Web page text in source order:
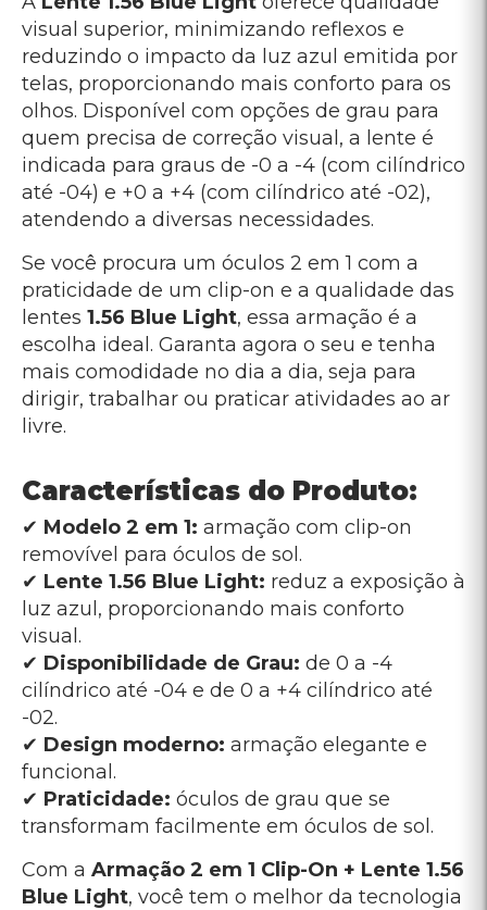
visual superior, minimizando reflexos e
reduzindo o impacto da luz azul emitida por
telas, proporcionando mais conforto para os
olhos. Disponível com opções de grau para
quem precisa de correção visual, a lente é
indicada para graus de -0 a -4 (com cilíndrico
até -04) e +0 a +4 (com cilíndrico até -02),
atendendo a diversas necessidades.
Se você procura um óculos 2 em 1 com a
praticidade de um clip-on e a qualidade das
lentes 1.56 Blue Light, essa armação é a
escolha ideal. Garanta agora o seu e tenha
mais comodidade no dia a dia, seja para
dirigir, trabalhar ou praticar atividades ao ar
livre.
Características do Produto:
✔ Modelo 2 em 1: armação com clip-on
removível para óculos de sol.
✔ Lente 1.56 Blue Light: reduz a exposição à
luz azul, proporcionando mais conforto
visual.
✔ Disponibilidade de Grau: de 0 a -4
cilíndrico até -04 e de 0 a +4 cilíndrico até
-02.
✔ Design moderno: armação elegante e
funcional.
✔ Praticidade: óculos de grau que se
transformam facilmente em óculos de sol.
Com a Armação 2 em 1 Clip-On + Lente 1.56
Blue Light, você tem o melhor da tecnologia